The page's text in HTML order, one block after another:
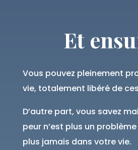
Et
Vous pouvez pleinement
vie, totalement libéré de
D’autre part, vous savez
peur n’est plus un
plus jamais dans votre vie.